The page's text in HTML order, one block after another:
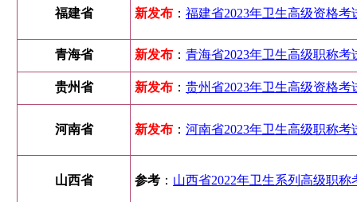
福建省 新发布 ： 福建省2023年卫生高级资格考
青海省 新发布 ： 青海省2023年卫生高级职称考
贵州省 新发布 ： 贵州省2023年卫生高级资格考
河南省 新发布 ： 河南省2023年卫生高级职称考
山西省 参考 ： 山西省2022年卫生系列高级职